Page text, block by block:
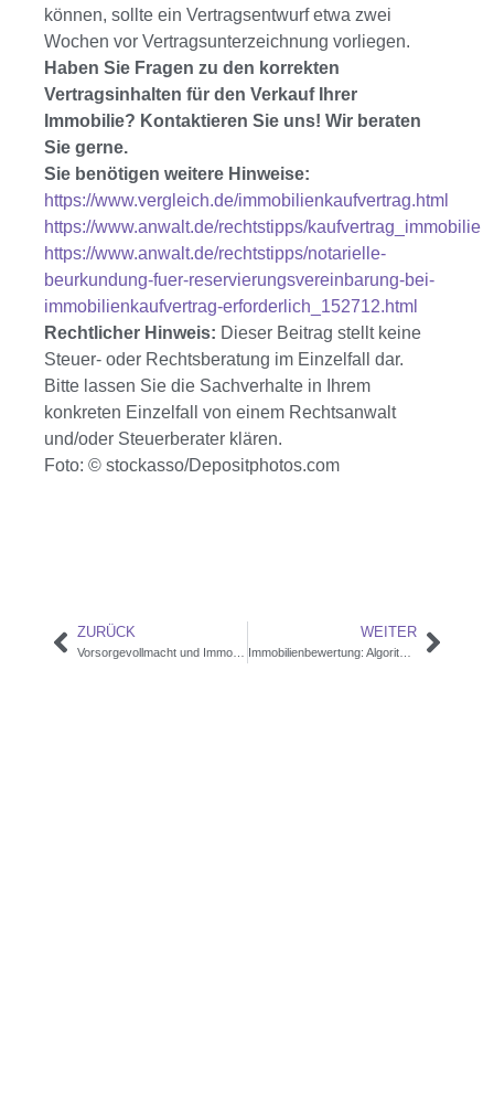
können, sollte ein Vertragsentwurf etwa zwei
Wochen vor Vertragsunterzeichnung vorliegen.
Haben Sie Fragen zu den korrekten
Vertragsinhalten für den Verkauf Ihrer
Immobilie? Kontaktieren Sie uns! Wir beraten
Sie gerne.
Sie benötigen weitere Hinweise:
https://www.vergleich.de/immobilienkaufvertrag.html
https://www.anwalt.de/rechtstipps/kaufvertrag_immobilie
https://www.anwalt.de/rechtstipps/notarielle-
beurkundung-fuer-reservierungsvereinbarung-bei-
immobilienkaufvertrag-erforderlich_152712.html
Rechtlicher Hinweis: Dieser Beitrag stellt keine
Steuer- oder Rechtsberatung im Einzelfall dar.
Bitte lassen Sie die Sachverhalte in Ihrem
konkreten Einzelfall von einem Rechtsanwalt
und/oder Steuerberater klären.
Foto: © stockasso/Depositphotos.com
ZURÜCK WEITER
Immobilienbewertung: Algorithmus vs. Expertenblick im Taunus